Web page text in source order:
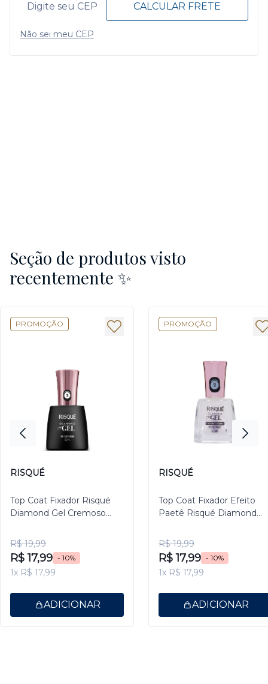
CALCULAR FRETE
Não sei meu CEP
Seção de produtos visto
recentemente ✨
PROMOÇÃO
RISQUÉ
Top Coat Fixador Risqué
Diamond Gel Cremoso
R$ 19,99
R$ 17,99 - 10%
1x R$ 17,99
ADICIONAR
PROMOÇÃO
RISQUÉ
Top Coat Fixador Efeito
Paetê Risqué Diamond
R$ 19,99
R$ 17,99 - 10%
1x R$ 17,99
ADICIONAR